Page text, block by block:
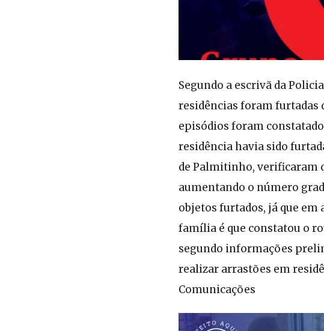
Segundo a escrivã da
residências foram furtadas
episódios foram
residência havia sido
de Palmitinho, verificaram
aumentando o número
objetos furtados, já que em
família é que constatou o
segundo informações
realizar arrastões em
Comunicações